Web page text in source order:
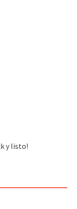
y listo!